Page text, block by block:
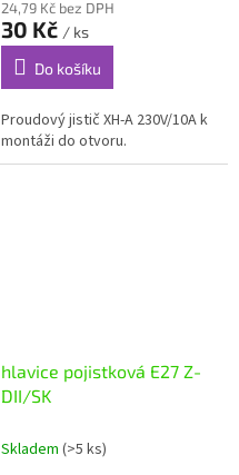
24,79 Kč bez DPH
30 Kč / ks
Do košíku
Proudový jistič XH-A 230V/10A k
montáži do otvoru.
hlavice pojistková E27 Z-
DII/SK
Skladem (>5 ks)